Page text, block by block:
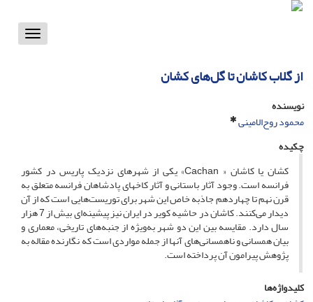
Toggle
از گلاب کاشان تا گل‌های کشان
نویسنده
محمود روح‌الامینی
چکیده
کشان یا کاشان « Cachan» یکی از شهرهای نزدیک پاریس در کشور
فرانسه است. وجود آثار باستانی و آثار کاخهای پادشاهان فرانسه متعلق به
قرن نهم تا چهاردهم جاذبه خاص این شهر برای توریست‌هایی است که از آن
دیدار می‌کنند. کاشان در حاشیه کویر در ایران نیز پیشینه‌ای بیش از 7 هزار
سال دارد. مقایسه بین این دو شهر به‌ویژه از جنبه‌های تاریخی، معماری و
بیان همسانی و ناهمسانی‌های آنها از جمله مواردی است که نگارنده مقاله به
پژوهش پیرامون آن پرداخته است.
کلیدواژه‌ها